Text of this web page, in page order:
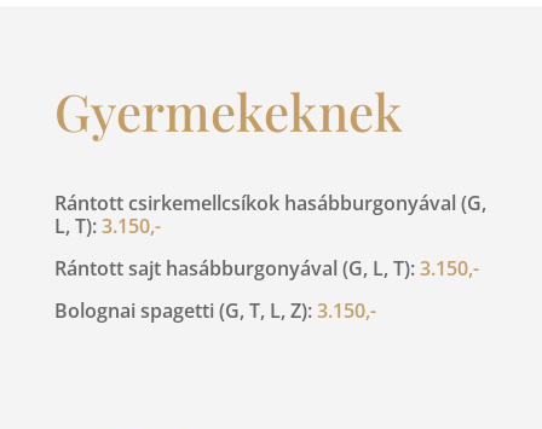
Gyermekeknek
Rántott csirkemellcsíkok hasábburgonyával (G,
L, T):3.150,-
Rántott sajt hasábburgonyával (G, L, T):3.150,-
Bolognai spagetti (G, T, L, Z):3.150,-